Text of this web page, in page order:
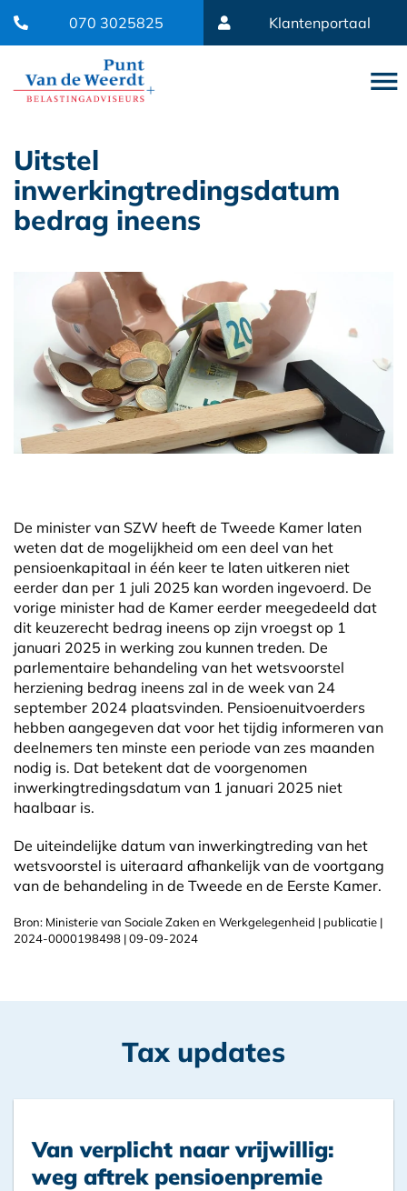
070 3025825 Klantenportaal
Uitstel
inwerkingtredingsdatum
bedrag ineens
De minister van SZW heeft de Tweede Kamer laten
weten dat de mogelijkheid om een deel van het
pensioenkapitaal in één keer te laten uitkeren niet
eerder dan per 1 juli 2025 kan worden ingevoerd. De
vorige minister had de Kamer eerder meegedeeld dat
dit keuzerecht bedrag ineens op zijn vroegst op 1
januari 2025 in werking zou kunnen treden. De
parlementaire behandeling van het wetsvoorstel
herziening bedrag ineens zal in de week van 24
september 2024 plaatsvinden. Pensioenuitvoerders
hebben aangegeven dat voor het tijdig informeren van
deelnemers ten minste een periode van zes maanden
nodig is. Dat betekent dat de voorgenomen
inwerkingtredingsdatum van 1 januari 2025 niet
haalbaar is.
De uiteindelijke datum van inwerkingtreding van het
wetsvoorstel is uiteraard afhankelijk van de voortgang
van de behandeling in de Tweede en de Eerste Kamer.
Bron: Ministerie van Sociale Zaken en Werkgelegenheid | publicatie |
2024-0000198498 | 09-09-2024
Tax updates
Van verplicht naar vrijwillig:
weg aftrek pensioenpremie